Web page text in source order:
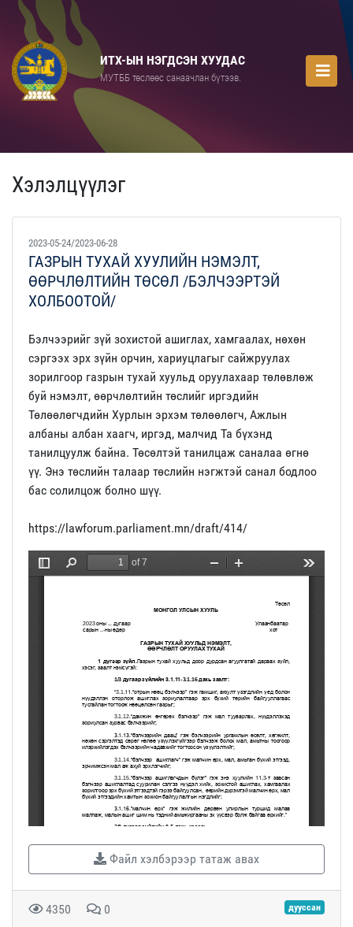
ИТХ-ЫН НЭГДСЭН ХУУДАС
МУТББ төслөөс санаачлан бүтээв.
Хэлэлцүүлэг
2023-05-24/2023-06-28
ГАЗРЫН ТУХАЙ ХУУЛИЙН НЭМЭЛТ,
ӨӨРЧЛӨЛТИЙН ТӨСӨЛ /БЭЛЧЭЭРТЭЙ
ХОЛБООТОЙ/
Бэлчээрийг зүй зохистой ашиглах, хамгаалах, нөхөн
сэргээх эрх зүйн орчин, хариуцлагыг сайжруулах
зорилгоор газрын тухай хуульд оруулахаар төлөвлөж
буй нэмэлт, өөрчлөлтийн төслийг иргэдийн
Төлөөлөгчдийн Хурлын эрхэм төлөөлөгч, Ажлын
албаны албан хаагч, иргэд, малчид Та бүхэнд
танилцуулж байна. Төсөлтэй танилцаж саналаа өгнө
үү. Энэ төслийн талаар төслийн нэгжтэй санал бодлоо
бас солилцож болно шүү.
https://lawforum.parliament.mn/draft/414/
Файл хэлбэрээр татаж авах
4350 0 дууссан